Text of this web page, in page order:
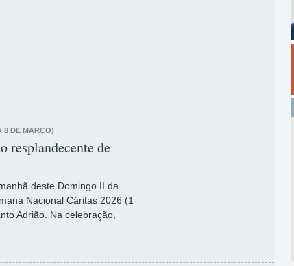
8 DE MARÇO)
resplandecente de
deste Domingo II da
Nacional Cáritas 2026 (1
Adrião. Na celebração,